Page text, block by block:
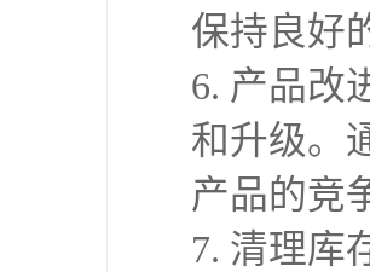
保持良好
6. 产品改
和升级。
产品的竞
7. 清理库